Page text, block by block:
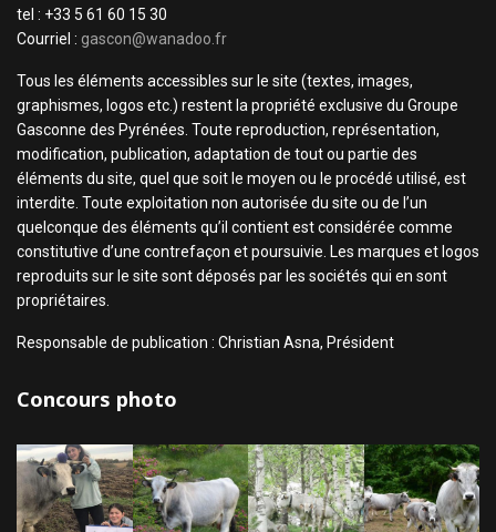
tel : +33 5 61 60 15 30
Courriel : gascon@wanadoo.fr
Tous les éléments accessibles sur le site (textes, images,
graphismes, logos etc.) restent la propriété exclusive du Groupe
Gasconne des Pyrénées. Toute reproduction, représentation,
modification, publication, adaptation de tout ou partie des
éléments du site, quel que soit le moyen ou le procédé utilisé, est
interdite. Toute exploitation non autorisée du site ou de l’un
quelconque des éléments qu’il contient est considérée comme
constitutive d’une contrefaçon et poursuivie. Les marques et logos
reproduits sur le site sont déposés par les sociétés qui en sont
propriétaires.
Responsable de publication : Christian Asna, Président
Concours photo